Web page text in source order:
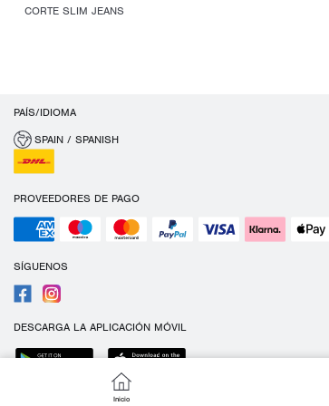
CORTE SLIM JEANS
PAÍS/IDIOMA
SPAIN / SPANISH
PROVEEDORES DE PAGO
SÍGUENOS
DESCARGA LA APLICACIÓN MÓVIL
Inicio